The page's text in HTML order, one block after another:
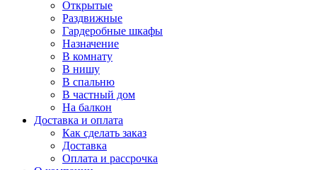
Открытые
Раздвижные
Гардеробные шкафы
Назначение
В комнату
В нишу
В спальню
В частный дом
На балкон
Доставка и оплата
Как сделать заказ
Доставка
Оплата и рассрочка